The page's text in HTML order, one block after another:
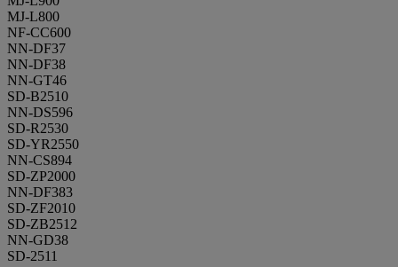
MJ-L800
NF-CC600
NN-DF37
NN-DF38
NN-GT46
SD-B2510
NN-DS596
SD-R2530
SD-YR2550
NN-CS894
SD-ZP2000
NN-DF383
SD-ZF2010
SD-ZB2512
NN-GD38
SD-2511